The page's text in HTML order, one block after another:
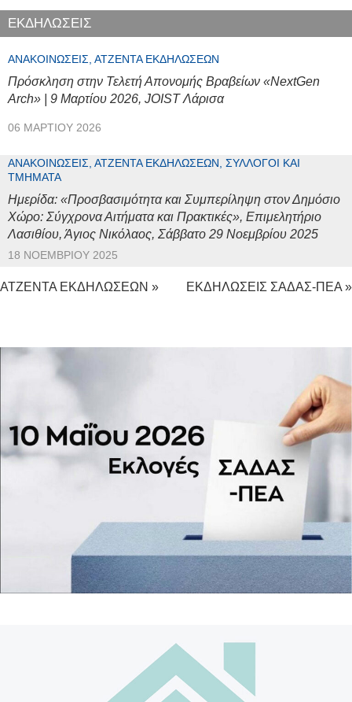
ΕΚΔΗΛΩΣΕΙΣ
ΑΝΑΚΟΙΝΏΣΕΙΣ, ΑΤΖΈΝΤΑ ΕΚΔΗΛΏΣΕΩΝ
Πρόσκληση στην Τελετή Απονομής Βραβείων «NextGen
Arch» | 9 Μαρτίου 2026, JOIST Λάρισα
06 ΜΑΡΤΊΟΥ 2026
ΑΝΑΚΟΙΝΏΣΕΙΣ, ΑΤΖΈΝΤΑ ΕΚΔΗΛΏΣΕΩΝ, ΣΎΛΛΟΓΟΙ ΚΑΙ
ΤΜΉΜΑΤΑ
Ημερίδα: «Προσβασιμότητα και Συμπερίληψη στον Δημόσιο
Χώρο: Σύγχρονα Αιτήματα και Πρακτικές», Επιμελητήριο
Λασιθίου, Άγιος Νικόλαος, Σάββατο 29 Νοεμβρίου 2025
18 ΝΟΕΜΒΡΊΟΥ 2025
ΑΤΖΕΝΤΑ ΕΚΔΗΛΩΣΕΩΝ » ΕΚΔΗΛΩΣΕΙΣ ΣΑΔΑΣ-ΠΕΑ »